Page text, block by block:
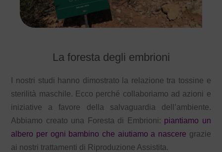
La foresta degli embrioni
I nostri studi hanno dimostrato la relazione tra tossine e
sterilità maschile. Ecco perché collaboriamo ad azioni e
iniziative a favore della salvaguardia dell’ambiente.
Abbiamo creato una Foresta di Embrioni: piantiamo un
albero per ogni bambino che aiutiamo a nascere grazie
ai nostri trattamenti di Riproduzione Assistita.